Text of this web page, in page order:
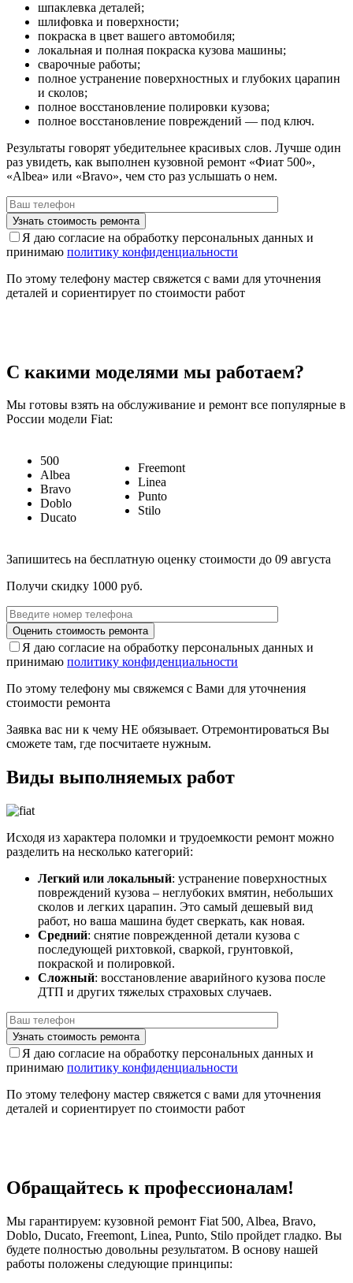
шпаклевка деталей;
шлифовка и поверхности;
покраска в цвет вашего автомобиля;
локальная и полная покраска кузова машины;
сварочные работы;
полное устранение поверхностных и глубоких царапин
и сколов;
полное восстановление полировки кузова;
полное восстановление повреждений — под ключ.
Результаты говорят убедительнее красивых слов. Лучше один
раз увидеть, как выполнен кузовной ремонт «Фиат 500»,
«Albea» или «Bravo», чем сто раз услышать о нем.
Я даю согласие на обработку персональных данных и
принимаю политику конфиденциальности
По этому телефону мастер свяжется с вами для уточнения
деталей и сориентирует по стоимости работ
С какими моделями мы работаем?
Мы готовы взять на обслуживание и ремонт все популярные в
России модели Fiat:
500
Albea
Bravo
Doblo
Ducato
Freemont
Linea
Punto
Stilo
Запишитесь на бесплатную оценку стоимости до 09 августа
Получи скидку 1000 руб.
Я даю согласие на обработку персональных данных и
принимаю политику конфиденциальности
По этому телефону мы свяжемся с Вами для уточнения
стоимости ремонта
Заявка вас ни к чему НЕ обязывает. Отремонтироваться Вы
сможете там, где посчитаете нужным.
Виды выполняемых работ
Исходя из характера поломки и трудоемкости ремонт можно
разделить на несколько категорий:
Легкий или локальный: устранение поверхностных
повреждений кузова – неглубоких вмятин, небольших
сколов и легких царапин. Это самый дешевый вид
работ, но ваша машина будет сверкать, как новая.
Средний: снятие поврежденной детали кузова с
последующей рихтовкой, сваркой, грунтовкой,
покраской и полировкой.
Сложный: восстановление аварийного кузова после
ДТП и других тяжелых страховых случаев.
Я даю согласие на обработку персональных данных и
принимаю политику конфиденциальности
По этому телефону мастер свяжется с вами для уточнения
деталей и сориентирует по стоимости работ
Обращайтесь к профессионалам!
Мы гарантируем: кузовной ремонт Fiat 500, Albea, Bravo,
Doblo, Ducato, Freemont, Linea, Punto, Stilo пройдет гладко. Вы
будете полностью довольны результатом. В основу нашей
работы положены следующие принципы: